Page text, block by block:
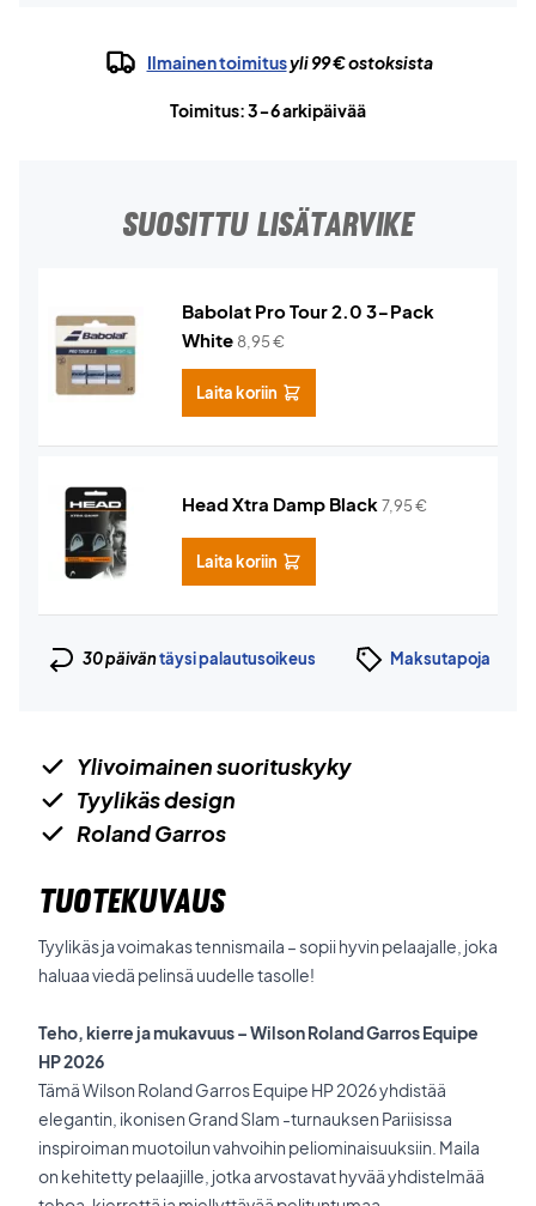
Ilmainen toimitusyli 99 € ostoksista
Toimitus: 3-6 arkipäivää
SUOSITTU LISÄTARVIKE
Babolat Pro Tour 2.0 3-Pack
White 8,95€
Laita koriin
Head Xtra Damp Black7,95€
Laita koriin
30 päiväntäysi palautusoikeus Maksutapoja
Ylivoimainen suorituskyky
Tyylikäs design
Roland Garros
TUOTEKUVAUS
Tyylikäs ja voimakas tennismaila – sopii hyvin pelaajalle, joka
haluaa viedä pelinsä uudelle tasolle!
Teho, kierre ja mukavuus – Wilson Roland Garros Equipe
HP 2026
Tämä Wilson Roland Garros Equipe HP 2026 yhdistää
elegantin, ikonisen Grand Slam -turnauksen Pariisissa
inspiroiman muotoilun vahvoihin peliominaisuuksiin. Maila
on kehitetty pelaajille, jotka arvostavat hyvää yhdistelmää